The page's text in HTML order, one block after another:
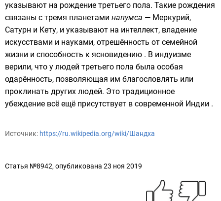
указывают на рождение третьего пола. Такие рождения
связаны с тремя планетами напумса — Меркурий,
Сатурн и Кету, и указывают на интеллект, владение
искусствами и науками, отрешённость от семейной
жизни и способность к ясновидению . В индуизме
верили, что у людей третьего пола была особая
одарённость, позволяющая им благословлять или
проклинать других людей. Это традиционное
убеждение всё ещё присутствует в современной Индии .
Источник: https://ru.wikipedia.org/wiki/Шандха
Статья №8942, опубликована 23 ноя 2019